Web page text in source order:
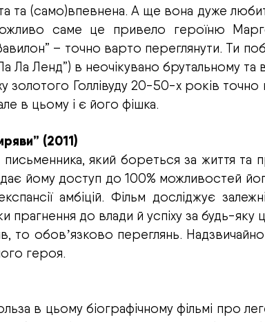
та (само)впевнена. А ще вона дуже
саме це привело героїню
– точно варто переглянути. Ти
Ла Ленд”) в неочікувано брутальному
золотого Голлівуду 20-50-х років
в цьому і є його фішка.
(2011)
який бореться за життя та
дає йому доступ до 100% можливостей
амбіцій. Фільм досліджує
прагнення до влади й успіху за будь-яку
то обовʼязково переглянь. Надзвичайно
героя.
в цьому біографічному фільмі про